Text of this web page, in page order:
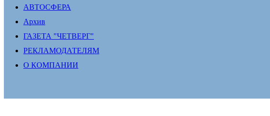
АВТОСФЕРА
Архив
ГАЗЕТА "ЧЕТВЕРГ"
РЕКЛАМОДАТЕЛЯМ
О КОМПАНИИ